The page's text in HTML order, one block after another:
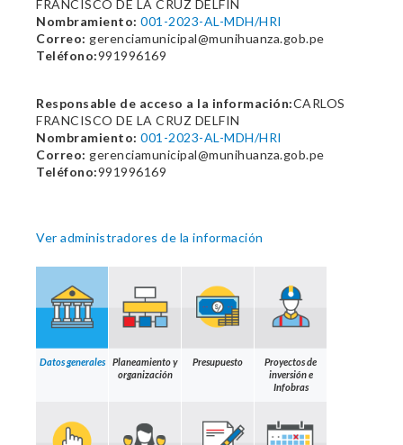
FRANCISCO DE LA CRUZ DELFIN
Nombramiento: 001-2023-AL-MDH/HRI
Correo: gerenciamunicipal@munihuanza.gob.pe
Teléfono:991996169
Responsable de acceso a la información:CARLOS
FRANCISCO DE LA CRUZ DELFIN
Nombramiento: 001-2023-AL-MDH/HRI
Correo: gerenciamunicipal@munihuanza.gob.pe
Teléfono:991996169
Ver administradores de la información
Datos generales
Planeamiento y
organización
Presupuesto
Proyectos de
inversión e
Infobras